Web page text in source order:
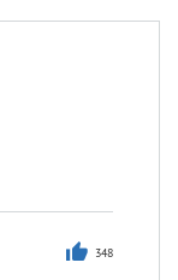
348